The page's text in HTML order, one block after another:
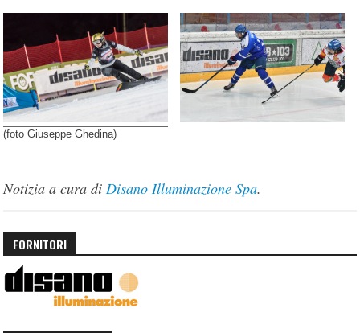
(foto Giuseppe Ghedina)
Notizia a cura diDisano Illuminazione Spa.
FORNITORI